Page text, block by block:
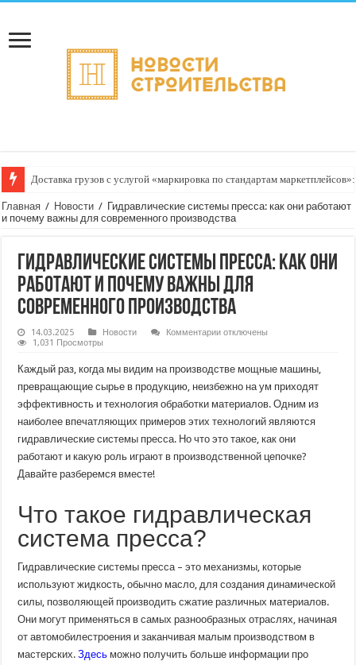
Доставка грузов с услугой «маркировка по стандартам
Главная / Новости / Гидравлические системы пресса: как они работают
и почему важны для современного производства
Гидравлические системы пресса: как они
работают и почему важны для
современного производства
14.03.2025 Новости Комментариик
пресса:
как
они
работают
почему
важны
для
современного
производства
отключены
1,031 Просмотры
Каждый раз, когда мы видим на производстве мощные машины,
превращающие сырье в продукцию, неизбежно на ум приходят
эффективность и технология обработки материалов. Одним из
наиболее впечатляющих примеров этих технологий являются
гидравлические системы пресса. Но что это такое, как они
работают и какую роль играют в производственной цепочке?
Давайте разберемся вместе!
Что такое гидравлическая
система пресса?
Гидравлические системы пресса – это механизмы, которые
используют жидкость, обычно масло, для создания динамической
силы, позволяющей производить сжатие различных материалов.
Они могут применяться в самых разнообразных отраслях, начиная
от автомобилестроения и заканчивая малым производством в
мастерских.Здесь можно получить больше информации про